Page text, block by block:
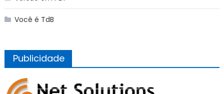
Você é TdB
Publicidade